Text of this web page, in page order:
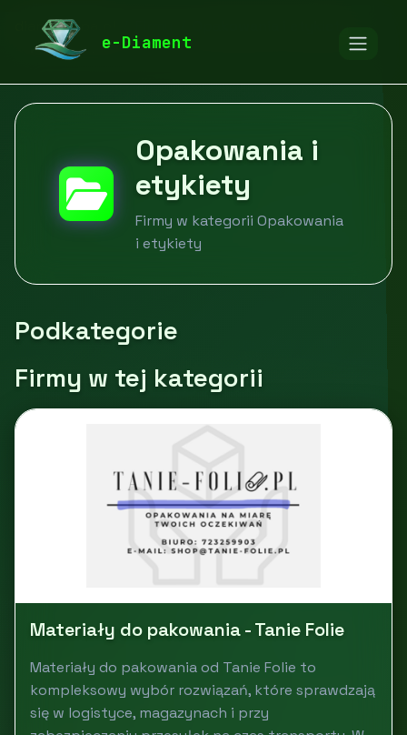
e-Diament
diamentspa.pl
Opakowania i
etykiety
Firmy w kategorii Opakowania
i etykiety
Podkategorie
Firmy w tej kategorii
Materiały do pakowania - Tanie Folie
Materiały do pakowania od Tanie Folie to
kompleksowy wybór rozwiązań, które sprawdzają
się w logistyce, magazynach i przy